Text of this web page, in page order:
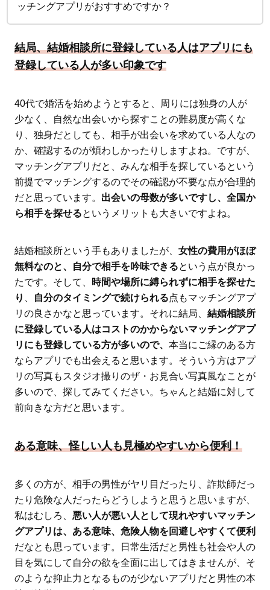
ッチングアプリがおすすめですか？
結局、結婚相談所に登録している人はアプリにも
登録している人が多い印象です
40代で婚活を始めようとすると、周りには独身の人が
少なく、自然な出会いから探すことの難易度が高くな
り、独身だとしても、相手が出会いを求めている人なの
か、確認するのが煩わしかったりしますよね。ですが、
マッチングアプリだと、みんな相手を探しているという
前提でマッチングするのでその確認が不要な点が合理的
だと思っています。 出会いの母数が多いですし、全国か
ら相手を探せるというメリットも大きいですよね。
結婚相談所という手もありましたが、 女性の費用がほぼ
無料なのと、自分で相手を吟味できるという点が良かっ
たです。そして、
時間や場所に縛られずに相手を探せた
り
自分のタイミングで続けられる点もマッチングアプ
リの良さかなと思っています。それに結局、 結婚相談所
に登録している人はコストのかからないマッチングアプ
リにも登録している方が多いので、 本当にご縁のある方
ならアプリでも出会えると思います。そういう方はアプ
リの写真もスタジオ撮りのザ・お見合い写真風なことが
多いので、探してみてください。ちゃんと結婚に対して
前向きな方だと思います。
ある意味、怪しい人も見極めやすいから便利！
多くの方が、相手の男性がヤリ目だったり、詐欺師だっ
たり危険な人だったらどうしようと思うと思いますが、
私はむしろ、 悪い人が悪い人として現れやすいマッチン
グアプリは、ある意味、危険人物を回避しやすくて便利
だなとも思っています。日常生活だと男性も社会や人の
目を気にして自分の欲を全面に出してはきませんが、そ
のような抑止力となるものが少ないアプリだと男性の本